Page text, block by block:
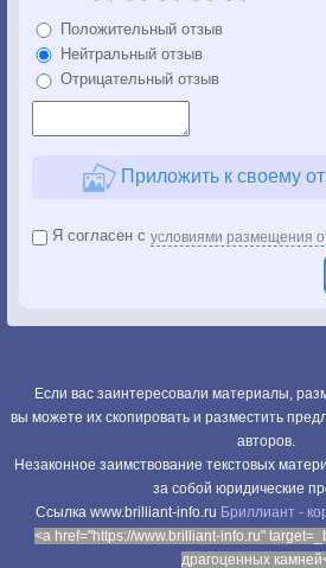
Положительный отзыв
Нейтральный отзыв
Отрицательный отзыв
Приложить к своему
Я согласен с условиями размещения
Если вас заинтересовали материалы,
вы можете их скопировать и разместить
авторов.
Незаконное заимствование текстовых
за собой юридические
Cсылка www.brilliant-info.ru Бриллиант -
<a href="https://www.brilliant-info.ru"
драгоценных